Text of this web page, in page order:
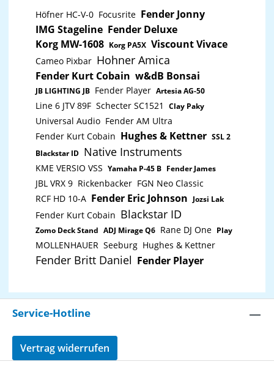
protection, temperature power control, overload
power control Size(W×H×D): 480x44x290mm Net
Weight: 8kg
Höfner HC-V-0 Focusrite Fender Jonny
IMG Stageline Fender Deluxe
Korg MW-1608 Korg PA5X Viscount Vivace
Cameo Pixbar Hohner Amica
Fender Kurt Cobain w&dB Bonsai
JB LIGHTING JB Fender Player Artesia AG-50
Line 6 JTV 89F Schecter SC1521 Clay Paky
Universal Audio Fender AM Ultra
Fender Kurt Cobain Hughes & Kettner SSL 2
Blackstar ID Native Instruments
KME VERSIO VSS Yamaha P-45 B Fender James
JBL VRX 9 Rickenbacker FGN Neo Classic
RCF HD 10-A Fender Eric Johnson Jozsi Lak
Fender Kurt Cobain Blackstar ID
Zomo Deck Stand ADJ Mirage Q6 Rane DJ One Play
MOLLENHAUER Seeburg Hughes & Kettner
Fender Britt Daniel Fender Player
Service-Hotline
Vertrag widerrufen